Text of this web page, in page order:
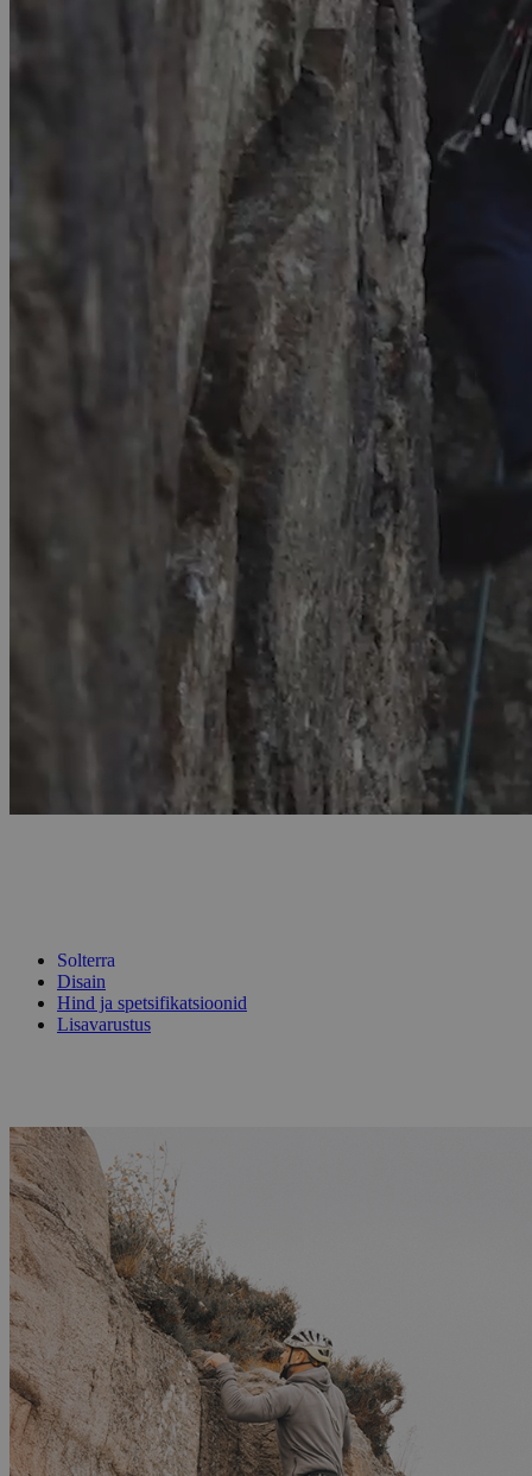
Solterra
Disain
Hind ja spetsifikatsioonid
Lisavarustus